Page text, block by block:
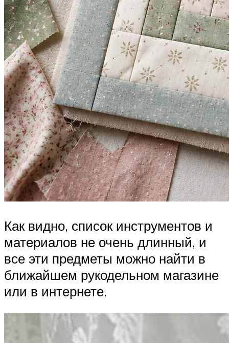
Как видно, список инструментов и
материалов не очень длинный, и
все эти предметы можно найти в
ближайшем рукодельном магазине
или в интернете.